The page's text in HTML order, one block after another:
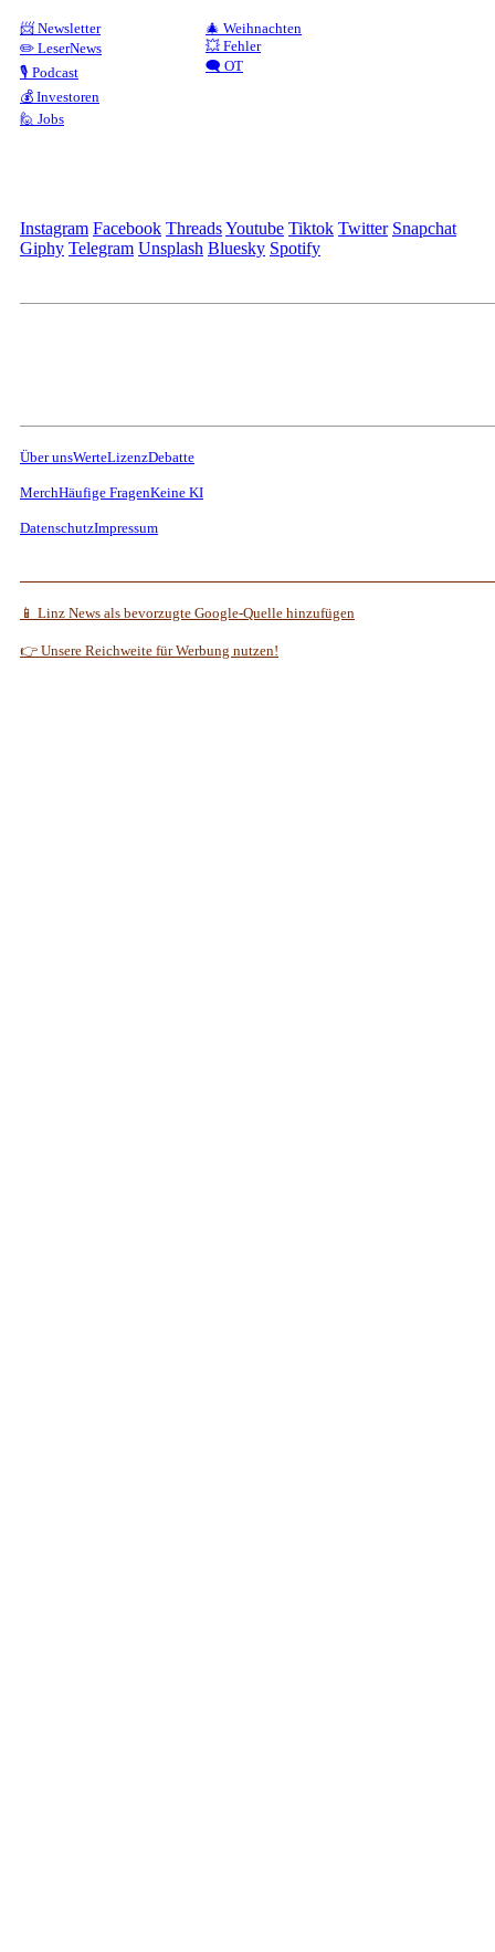
📨 Newsletter
✏️ LeserNews
🎙️ Podcast
💰 Investoren
🙋 Jobs
🎄 Weihnachten
💥 Fehler
🗨️ OT
Instagram Facebook ThreadsYoutube Tiktok Twitter Snapchat
Giphy Telegram Unsplash Bluesky Spotify
Über unsWerteLizenzDebatte
MerchHäufige FragenKeine KI
DatenschutzImpressum
📱 Linz News als bevorzugte Google-Quelle hinzufügen
👉 Unsere Reichweite für Werbung nutzen!